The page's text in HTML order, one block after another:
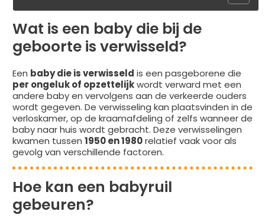
Wat is een baby die bij de
geboorte is verwisseld?
Een baby die is verwisseld is een pasgeborene die
per ongeluk of opzettelijkwordt verward met een
andere baby en vervolgens aan de verkeerde ouders
wordt gegeven. De verwisseling kan plaatsvinden in de
verloskamer, op de kraamafdeling of zelfs wanneer de
baby naar huis wordt gebracht. Deze verwisselingen
kwamen tussen 1950 en 1980relatief vaak voor als
gevolg van verschillende factoren.
Hoe kan een babyruil
gebeuren?